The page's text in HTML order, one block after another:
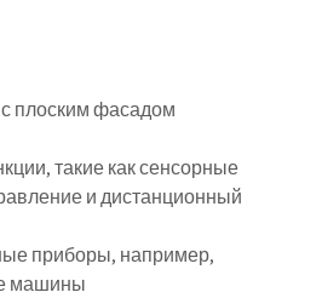
плоским фасадом
такие как сенсорные
и дистанционный
приборы, например,
машины